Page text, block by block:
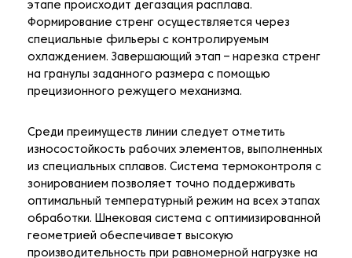
этапе происходит дегазация расплава.
Формирование стренг осуществляется через
специальные фильеры с контролируемым
охлаждением. Завершающий этап – нарезка стренг
на гранулы заданного размера с помощью
прецизионного режущего механизма.
Среди преимуществ линии следует отметить
износостойкость рабочих элементов, выполненных
из специальных сплавов. Система термоконтроля с
зонированием позволяет точно поддерживать
оптимальный температурный режим на всех этапах
обработки. Шнековая система с оптимизированной
геометрией обеспечивает высокую
производительность при равномерной нагрузке на